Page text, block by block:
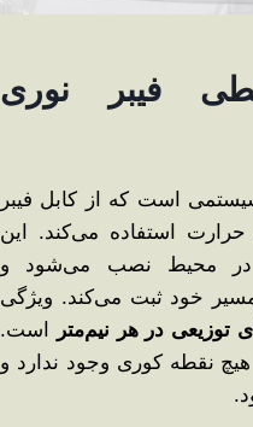
فیبر نوری
است که از کابل فیبر
استفاده می‌کند. این
محیط نصب می‌شود و
خود ثبت می‌کند. ویژگی
توزیعی در هر نیم‌متر
است.
نقطه‌ کوری وجود ندارد و